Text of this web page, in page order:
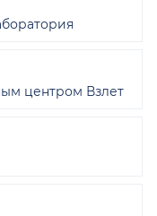
центром Взлет